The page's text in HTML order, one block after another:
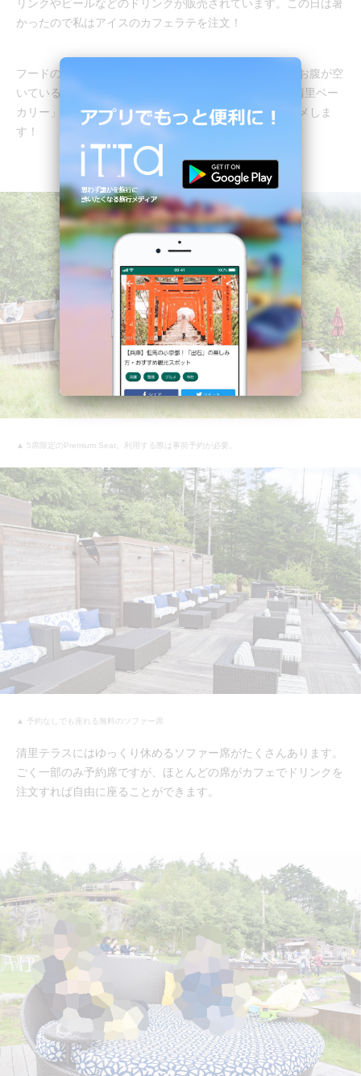
リンクやビールなどのドリンクが販売されています。この日は暑
かったので私はアイスのカフェラテを注文！
フードのメニューはパフェとジェラートしかないので、お腹が空
いている人はリフトに乗る前にセンターハウス2階の「清里ベー
カリー」でパンを買ってからテラスに行くことをオススメしま
す！
▲ 5席限定のPremium Seat。利用する際は事前予約が必要。
▲ 予約なしでも座れる無料のソファー席
清里テラスにはゆっくり休めるソファー席がたくさんあります。
ごく一部のみ予約席ですが、ほとんどの席がカフェでドリンクを
注文すれば自由に座ることができます。